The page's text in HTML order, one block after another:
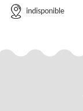
indisponible